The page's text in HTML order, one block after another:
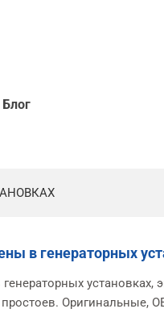
Блог
в генераторных
Оригинальные,